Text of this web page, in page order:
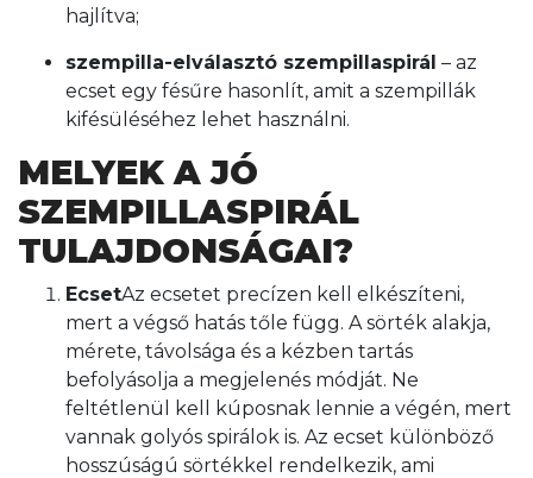
hajlítva;
szempilla-elválasztó szempillaspirál – az
ecset egy fésűre hasonlít, amit a szempillák
kifésüléséhez lehet használni.
MELYEK A JÓ
SZEMPILLASPIRÁL
TULAJDONSÁGAI?
EcsetAz ecsetet precízen kell elkészíteni,
mert a végső hatás tőle függ. A sörték alakja,
mérete, távolsága és a kézben tartás
befolyásolja a megjelenés módját. Ne
feltétlenül kell kúposnak lennie a végén, mert
vannak golyós spirálok is. Az ecset különböző
hosszúságú sörtékkel rendelkezik, ami